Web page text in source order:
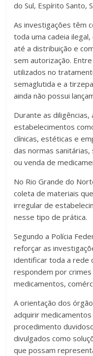
do Sul, Espírito Santo,
As investigações têm
toda uma cadeia
até a distribuição e
sem autorização.
utilizados no
semaglutida e a
ainda não possui
Durante as
estabelecimentos
clínicas, estéticas e
das normas
ou venda de
No Rio Grande do
coleta de materiais
irregular de
nesse tipo de prática.
Segundo a Polícia
reforçar as
identificar toda a rede
respondem por
medicamentos,
A orientação dos
adquirir
procedimento
divulgados como
que possam